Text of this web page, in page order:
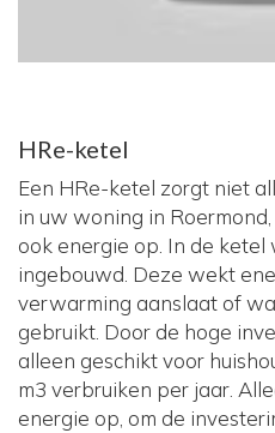
HRe-ketel
Een HRe-ketel zorgt niet
in uw woning in
ook energie op. In de
ingebouwd. Deze wekt
verwarming aanslaat of
gebruikt. Door de hoge
alleen geschikt voor
m3 verbruiken per jaar.
energie op, om de